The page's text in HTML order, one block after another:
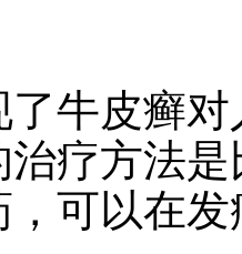
了牛皮癣
疗方法
可以在